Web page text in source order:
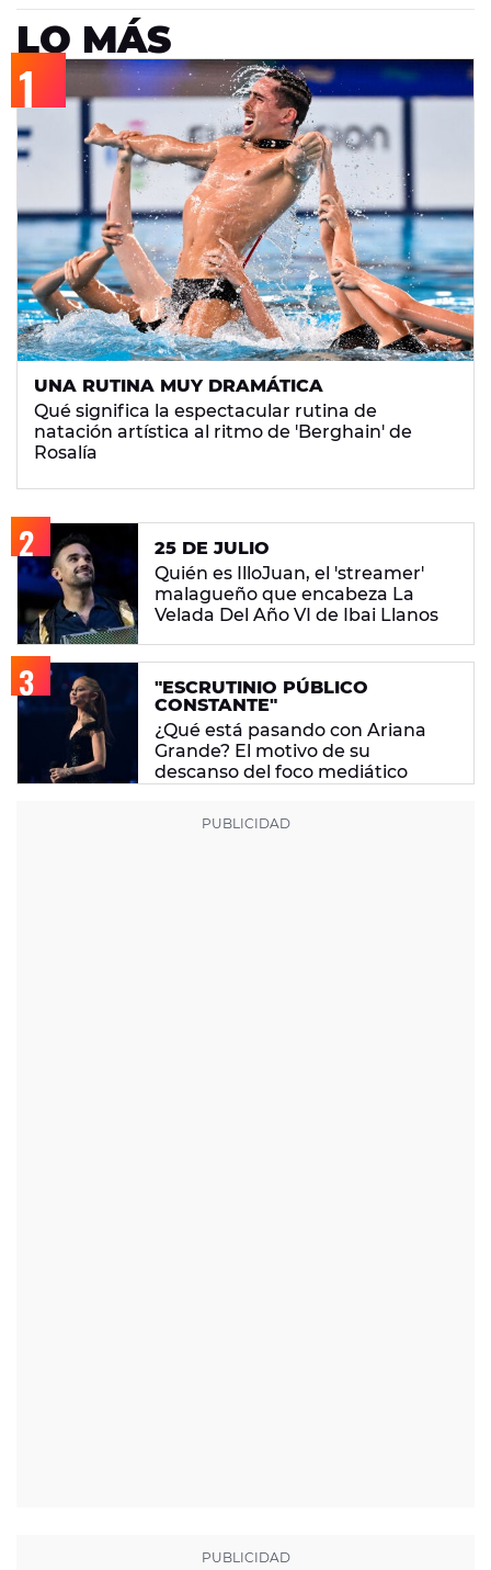
LO MÁS
UNA RUTINA MUY DRAMÁTICA
Qué significa la espectacular rutina de
natación artística al ritmo de 'Berghain' de
Rosalía
25 DE JULIO
Quién es IlloJuan, el 'streamer'
malagueño que encabeza La
Velada Del Año VI de Ibai Llanos
"ESCRUTINIO PÚBLICO
CONSTANTE"
¿Qué está pasando con Ariana
Grande? El motivo de su
descanso del foco mediático